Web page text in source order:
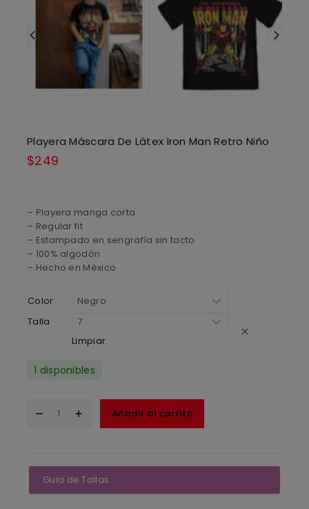
Playera Máscara De Látex Iron Man Retro Niño
$249
– Playera manga corta
– Regular fit
– Estampado en serigrafía sin tacto
– 100% algodón
– Hecho en México
Color
Talla
Limpiar
1 disponibles
Añadir al carrito
Guia de Tallas